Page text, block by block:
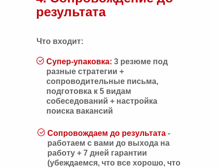
результата
Что входит:
Супер-упаковка: 3 резюме под
разные стратегии +
сопроводительные письма,
подготовка к 5 видам
собеседований + настройка
поиска вакансий
Сопровождаем до результата -
работаем с вами до выхода на
работу + 7 дней гарантии
(убеждаемся, что все хорошо, что